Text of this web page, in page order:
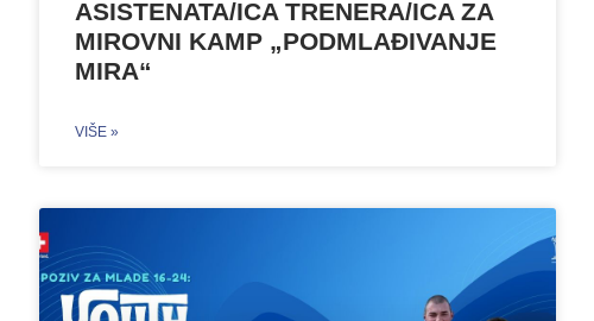
ASISTENATA/ICA TRENERA/ICA ZA
MIROVNI KAMP „PODMLAĐIVANJE
MIRA“
VIŠE »